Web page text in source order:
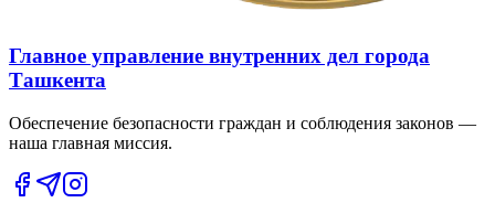
Главное управление внутренних дел города
Ташкента
Обеспечение безопасности граждан и соблюдения законов —
наша главная миссия.